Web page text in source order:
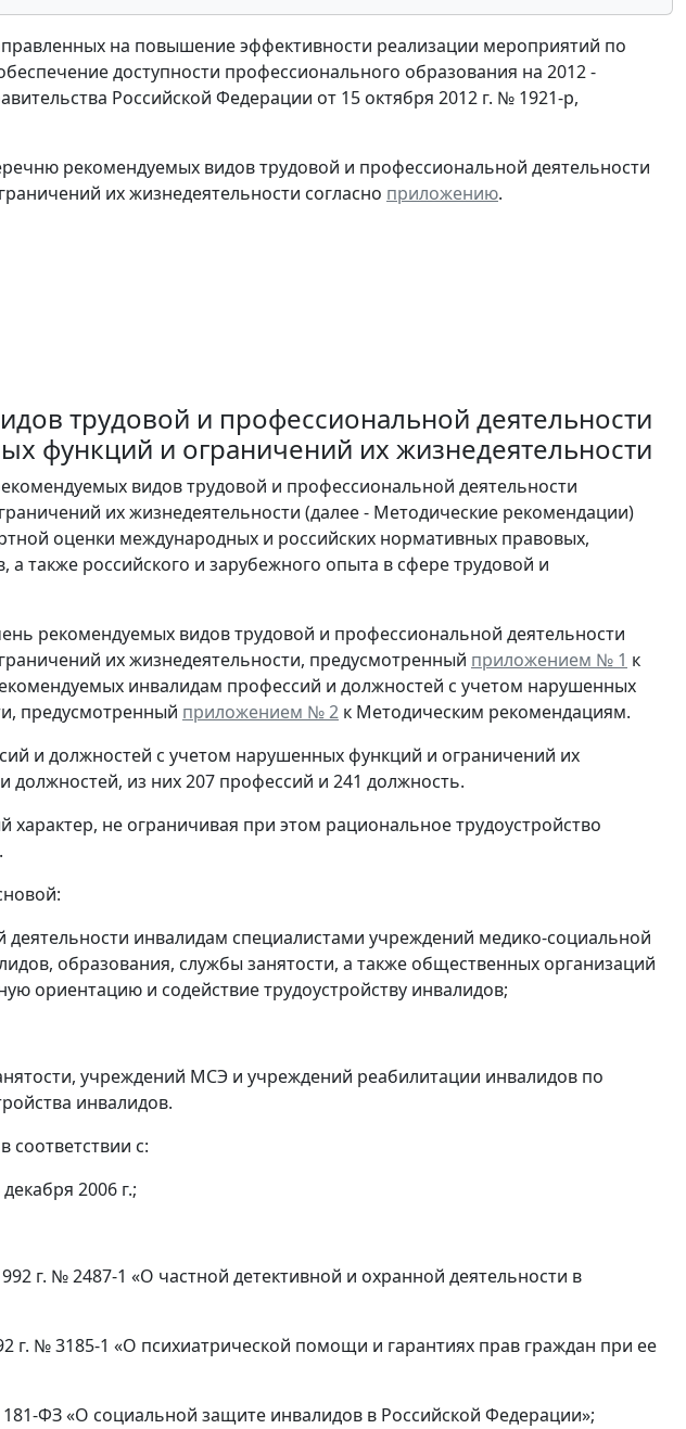
на повышение эффективности реализации мероприятий по
доступности профессионального образования на 2012 -
Российской Федерации от 15 октября 2012 г. № 1921-р,
рекомендуемых видов трудовой и профессиональной деятельности
их жизнедеятельности согласно приложению.
трудовой и профессиональной деятельности
функций и ограничений их жизнедеятельности
видов трудовой и профессиональной деятельности
их жизнедеятельности (далее - Методические рекомендации)
оценки международных и российских нормативных правовых,
также российского и зарубежного опыта в сфере трудовой и
рекомендуемых видов трудовой и профессиональной деятельности
их жизнедеятельности, предусмотренный приложением № 1 к
инвалидам профессий и должностей с учетом нарушенных
предусмотренный приложением № 2 к Методическим рекомендациям.
и должностей с учетом нарушенных функций и ограничений их
должностей, из них 207 профессий и 241 должность.
не ограничивая при этом рациональное трудоустройство
инвалидам специалистами учреждений медико-социальной
образования, службы занятости, а также общественных организаций
ориентацию и содействие трудоустройству инвалидов;
учреждений МСЭ и учреждений реабилитации инвалидов по
инвалидов.
с:
2006 г.;
г. № 2487-1 «О частной детективной и охранной деятельности в
г. № 3185-1 «О психиатрической помощи и гарантиях прав граждан при ее
ФЗ «О социальной защите инвалидов в Российской Федерации»;